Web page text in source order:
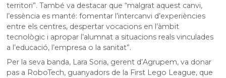
territori”. També va destacar que “malgrat aquest canvi,
l’essència es manté: fomentar l’intercanvi d’experiències
entre els centres, despertar vocacions en l’àmbit
tecnològic i apropar l’alumnat a situacions reals vinculades
a l’educació, l’empresa o la sanitat”.
Per la seva banda, Lara Soria, gerent d’Agrupem, va donar
pas a RoboTech, guanyadors de la First Lego League, que